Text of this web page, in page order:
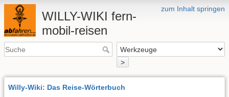
zum Inhalt springen
WILLY-WIKI fern-
mobil-reisen
>
Willy-Wiki: Das Reise-Wörterbuch